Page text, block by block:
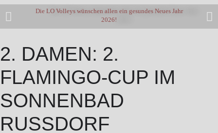
Die LO Volleys wünschen allen ein gesundes Neues Jahr
2026!
2. DAMEN: 2.
FLAMINGO-CUP IM
SONNENBAD
RUSSDORF